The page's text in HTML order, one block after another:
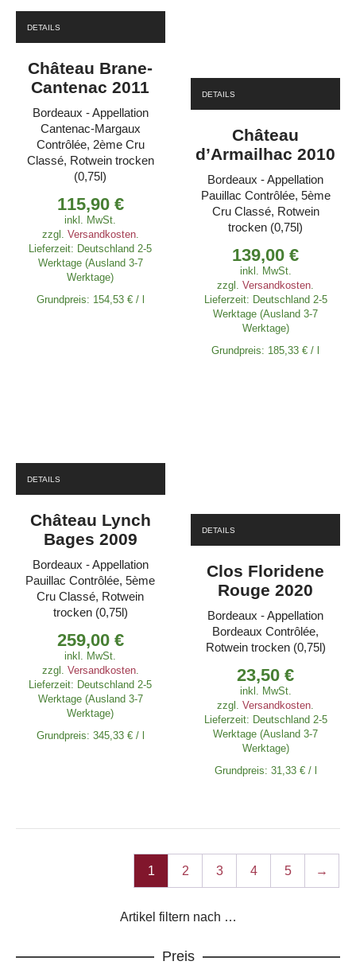
DETAILS
Château Brane-
Cantenac 2011
Bordeaux - Appellation
Cantenac-Margaux
Contrôlée, 2ème Cru
Classé, Rotwein trocken
(0,75l)
115,90 €
inkl. MwSt.
zzgl. Versandkosten.
Lieferzeit: Deutschland 2-5
Werktage (Ausland 3-7
Werktage)
Grundpreis: 154,53 €/
DETAILS
Château
d’Armailhac 2010
Bordeaux - Appellation
Pauillac Contrôlée, 5ème
Cru Classé, Rotwein
trocken (0,75l)
139,00€
inkl. MwSt.
zzgl.Versandkosten
Lieferzeit: Deutschland 2-5
Werktage (Ausland 3-7
Werktage)
Grundpreis: 185,33€ /
DETAILS
Château Lynch
Bages 2009
Bordeaux - Appellation
Pauillac Contrôlée, 5ème
Cru Classé, Rotwein
trocken (0,75l)
259,00 €
inkl. MwSt.
zzgl. Versandkosten.
Lieferzeit: Deutschland 2-5
Werktage (Ausland 3-7
Werktage)
Grundpreis: 345,33 €/ l
DETAILS
Clos Floridene
Rouge 2020
Bordeaux - Appellation
Bordeaux Contrôlée,
Rotwein trocken (0,75l)
23,50€
inkl. MwSt.
zzgl.Versandkosten
Lieferzeit: Deutschland 2-5
Werktage (Ausland 3-7
Werktage)
Grundpreis: 31,33 €/ l
1 2 3 4 5 →
Artikel filtern nach …
Preis